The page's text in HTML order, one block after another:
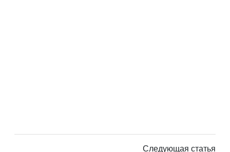
Следующая статья